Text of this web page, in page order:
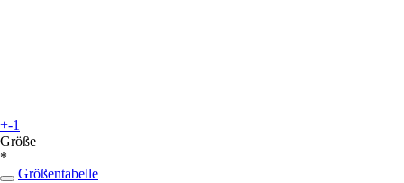
+-1
Größe
*
Größentabelle